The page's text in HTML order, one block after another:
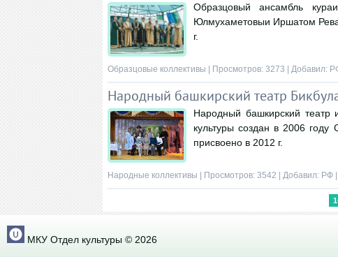
Образцовый ансамбль
Юлмухаметовыи Иршатом
г.
Образцовые коллективы | Просмотров: 3273 | Добавил:
Народный башкирский театр
Народный башкирский
культуры создан в 2006 году
присвоено в 2012 г.
Народные коллективы | Просмотров: 3542 | Добавил: РФ
МКУ Отдел культуры © 2026